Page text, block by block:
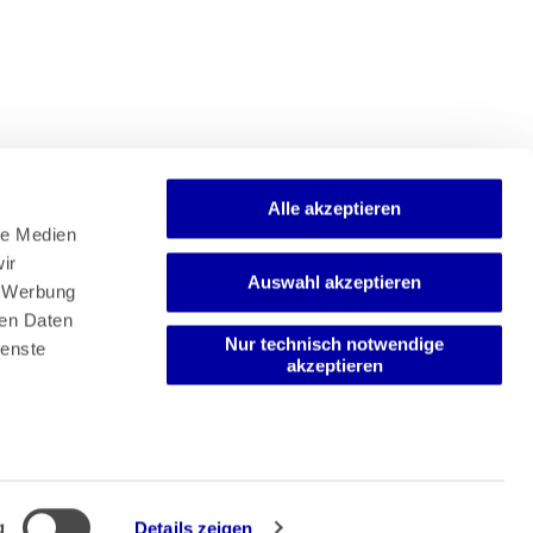
Medien
Daten
Details zeigen
Alle akzeptieren
Auswahl akzeptieren
Nur technisch notwendige
akzeptieren
Newsletter
Mediadaten
Media-Center